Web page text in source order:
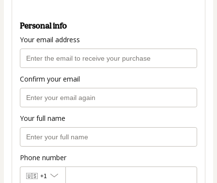
Personal info
Your email address
Confirm your email
Your full name
Phone number
🇺🇸 +1